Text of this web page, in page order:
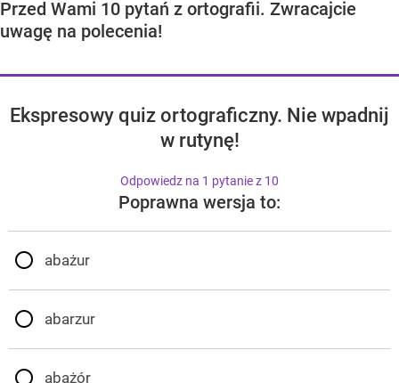
Przed Wami 10 pytań z ortografii. Zwracajcie
uwagę na polecenia!
Ekspresowy quiz ortograficzny. Nie wpadnij
w rutynę!
Odpowiedz na 1 pytanie z 10
Poprawna wersja to:
abażur
abarzur
abażór